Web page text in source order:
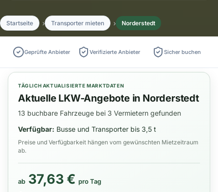
Startseite Transporter mieten Norderstedt
Geprüfte Anbieter Verifizierte Anbieter Sicher buchen
TÄGLICH AKTUALISIERTE MARKTDATEN
Aktuelle LKW-Angebote in Norderstedt
13 buchbare Fahrzeuge bei 3 Vermietern gefunden
Verfügbar: Busse und Transporter bis 3,5 t
Preise und Verfügbarkeit hängen vom gewünschten Mietzeitraum
ab.
ab 37,63 € pro Tag